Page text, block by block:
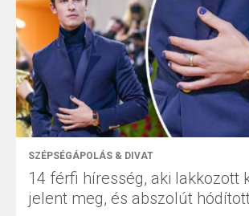
SZÉPSÉGÁPOLÁS & DIVAT
14 férfi híresség, aki lakkozott
jelent meg, és abszolút